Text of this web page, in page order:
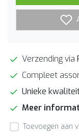
Verzending via
Compleet
Unieke
Meer
Toevoegen aan